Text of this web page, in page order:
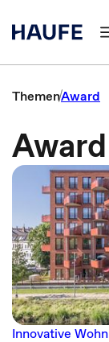
ThemenAward
Award
Innovative